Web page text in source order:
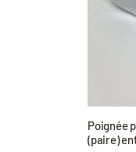
Poignée
(paire)